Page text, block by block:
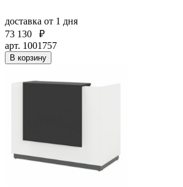
доставка от 1 дня
73 130
₽
арт. 1001757
В корзину